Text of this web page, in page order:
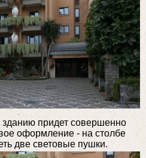
придет совершенно
оформление - на столбе
две световые пушки.